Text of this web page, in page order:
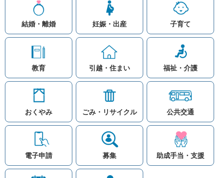
知りたい情報を検索
注目ワード
結婚・離婚 妊娠・出産 子育て
教育 引越・住まい 福祉・介護
おくやみ ごみ・リサイクル 公共交通
電子申請 募集 助成手当・支援
お問い合わせ
リンク集
このホームページ
著作権と免責事項につ
プライバシーポリシー